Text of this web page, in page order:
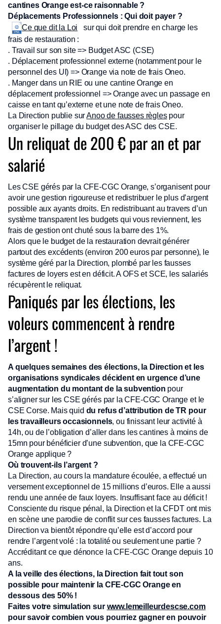
cantines Orange est-ce raisonnable ?
Déplacements Professionnels : Qui doit payer ?
Ce que dit la Loi
sur qui doit prendre en charge les
frais de restauration :
. Travail sur son site => Budget ASC (CSE)
. Déplacement professionnel externe (notamment pour le
personnel des UI) => Orange via note de frais Oneo.
. Manger dans un RIE ou une cantine Orange en
déplacement professionnel => Orange avec un passage en
caisse en tant qu’externe et une note de frais Oneo.
La Direction publie surAnoo de fausses règlespour
organiser le pillage du budget des ASC des CSE.
Un reliquat de 200 € par an et par
salarié
Les CSE gérés par la CFE-CGC Orange, s’organisent pour
avoir une gestion rigoureuse et redistribuer le plus d’argent
possible aux ayants droits. En redistribuant au travers d’un
système transparent les budgets qui vous reviennent, les
frais de gestion ont chuté sous la barre des 1%.
Alors que le budget de la restauration devrait générer
partout des excédents (environ 200 euros par personne), le
système géré par la Direction, plombé par les fausses
factures de loyers est en déficit. A OFS et SCE, les salariés
récupèrent le reliquat.
Paniqués par les élections, les
voleurs commencent à rendre
l’argent !
A quelques semaines des élections, la Direction et les
organisations syndicales décident en urgence d’une
augmentation du montant de la subvention pour
s’aligner sur les CSE gérés par la CFE-CGC Orange et le
CSE Corse. Mais quid du refus d’attribution de TR pour
les travailleurs occasionnels, ou finissant leur activité à
14h, ou de l’obligation d’aller dans les cantines à moins de
15mn pour bénéficier d’une subvention, que la CFE-CGC
Orange applique ?
Où trouvent-ils l’argent ?
La Direction, au cours la mandature écoulée, a effectué un
versement exceptionnel de 15 millions d’euros. Elle a aussi
rendu une année de faux loyers. Insuffisant face au déficit !
Consciente du risque pénal, la Direction et la CFDT ont mis
en scène une parodie de conflit sur ces fausses factures. La
Direction va bientôt répondre qu’elle est d’accord pour
rendre l’argent volé : la totalité ou seulement une partie ?
Accréditant ce que dénonce la CFE-CGC Orange depuis 10
ans.
A la veille des élections, la Direction fait tout son
possible pour maintenir la CFE-CGC Orange en
dessous des 50% !
Faites votre simulation sur www.lemeilleurdescse.com
pour savoir combien vous pourriez gagner en pouvoir